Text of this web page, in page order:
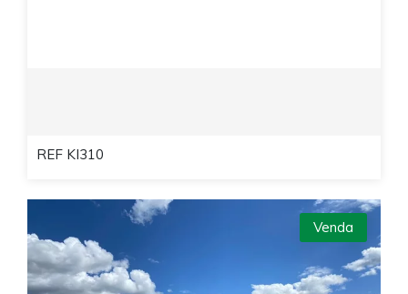
REF KI310
Venda